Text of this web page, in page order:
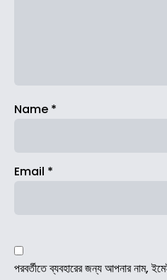
Name *
Email *
পরবর্তীতে ব্যবহারের জন্য আপনার নাম,